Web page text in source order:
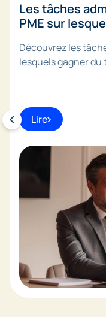
Les tâches
PME sur
Découvrez les
lesquels gagner du
Lire